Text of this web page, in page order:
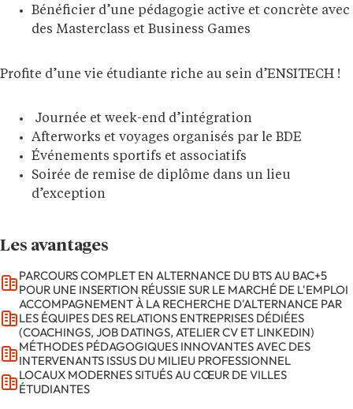
Bénéficier d’une pédagogie active et concrète avec
des Masterclass et Business Games
Profite d’une vie étudiante riche au sein d’ENSITECH !
Journée et week-end d’intégration
Afterworks et voyages organisés par le BDE
Événements sportifs et associatifs
Soirée de remise de diplôme dans un lieu
d’exception
Les avantages
PARCOURS COMPLET EN ALTERNANCE DU BTS AU BAC+5
POUR UNE INSERTION RÉUSSIE SUR LE MARCHÉ DE L'EMPLOI
ACCOMPAGNEMENT À LA RECHERCHE D'ALTERNANCE PAR
LES ÉQUIPES DES RELATIONS ENTREPRISES DÉDIÉES
(COACHINGS, JOB DATINGS, ATELIER CV ET LINKEDIN)
MÉTHODES PÉDAGOGIQUES INNOVANTES AVEC DES
INTERVENANTS ISSUS DU MILIEU PROFESSIONNEL
LOCAUX MODERNES SITUÉS AU CŒUR DE VILLES
ÉTUDIANTES